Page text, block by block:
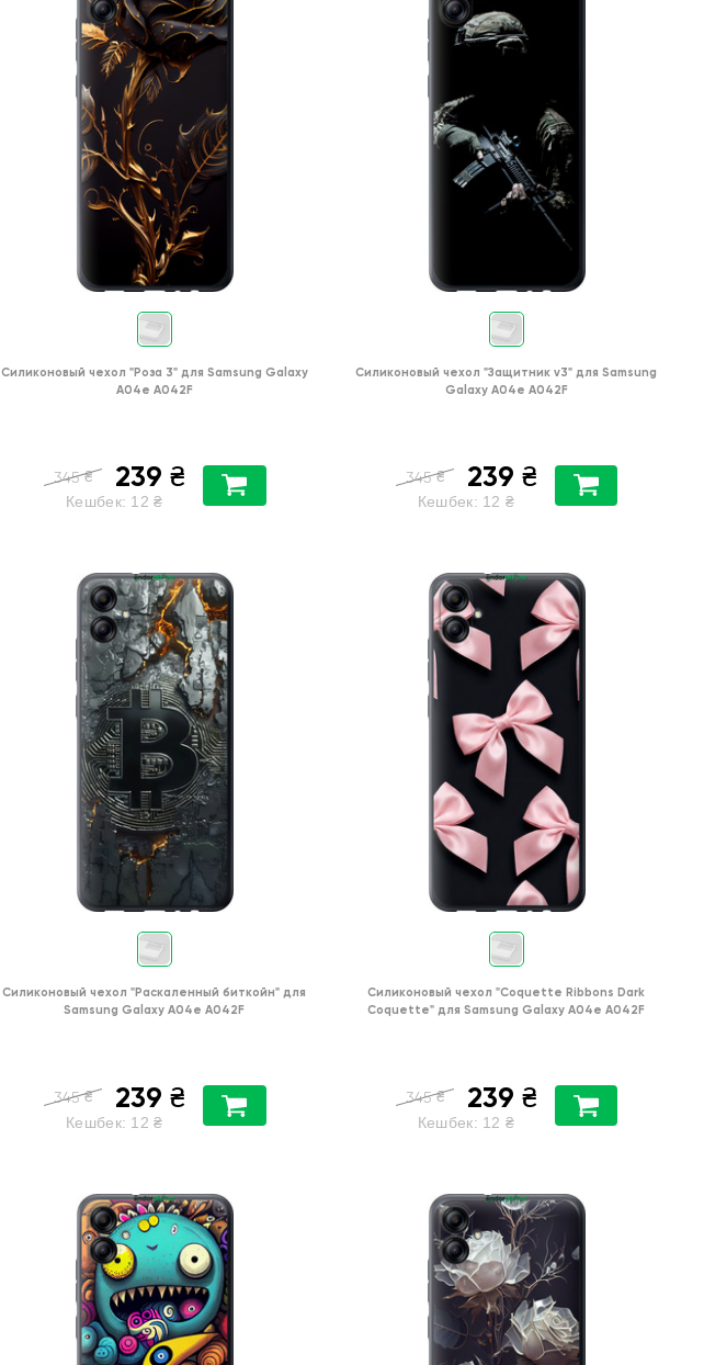
Силиконовый чехол "Роза 3" для Samsung Galaxy
A04e A042F
345 ₴ 239 ₴
Кешбек: 12 ₴
Силиконовый чехол "Защитник v3" для Samsung
Galaxy A04e A042F
345 ₴ 239 ₴
Кешбек: 12 ₴
Силиконовый чехол "Раскаленный биткойн" для
Samsung Galaxy A04e A042F
345 ₴ 239 ₴
Кешбек: 12 ₴
Силиконовый чехол "Coquette Ribbons Dark
Coquette" для Samsung Galaxy A04e A042F
345 ₴ 239 ₴
Кешбек: 12 ₴